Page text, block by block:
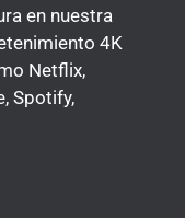
en nuestra
4K
Netflix,
Spotify,